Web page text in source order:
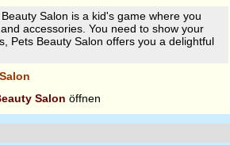
Salon is a kid's game where you
accessories. You need to show your
Pets Beauty Salon offers you a delightful
Salon öffnen